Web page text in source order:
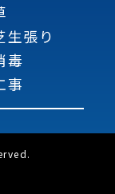
生張り
毒
事